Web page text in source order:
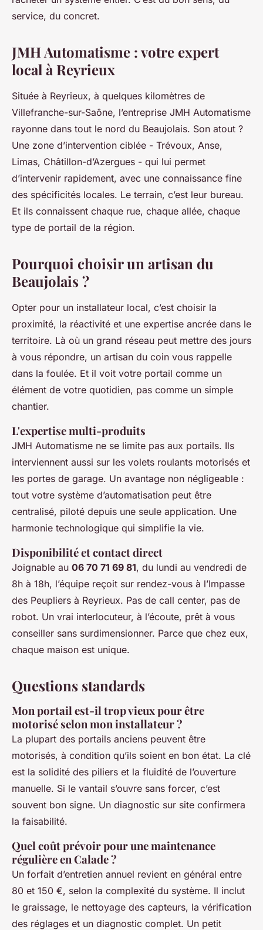
service, du concret.
JMH Automatisme : votre expert
local à Reyrieux
Située à Reyrieux, à quelques kilomètres de
Villefranche-sur-Saône, l’entreprise JMH Automatisme
rayonne dans tout le nord du Beaujolais. Son atout ?
Une zone d’intervention ciblée - Trévoux, Anse,
Limas, Châtillon-d’Azergues - qui lui permet
d’intervenir rapidement, avec une connaissance fine
des spécificités locales. Le terrain, c’est leur bureau.
Et ils connaissent chaque rue, chaque allée, chaque
type de portail de la région.
Pourquoi choisir un artisan du
Beaujolais ?
Opter pour un installateur local, c’est choisir la
proximité, la réactivité et une expertise ancrée dans le
territoire. Là où un grand réseau peut mettre des jours
à vous répondre, un artisan du coin vous rappelle
dans la foulée. Et il voit votre portail comme un
élément de votre quotidien, pas comme un simple
chantier.
L'expertise multi-produits
JMH Automatisme ne se limite pas aux portails. Ils
interviennent aussi sur les volets roulants motorisés et
les portes de garage. Un avantage non négligeable :
tout votre système d’automatisation peut être
centralisé, piloté depuis une seule application. Une
harmonie technologique qui simplifie la vie.
Disponibilité et contact direct
Joignable au 06 70 71 69 81, du lundi au vendredi de
8h à 18h, l’équipe reçoit sur rendez-vous à l’Impasse
des Peupliers à Reyrieux. Pas de call center, pas de
robot. Un vrai interlocuteur, à l’écoute, prêt à vous
conseiller sans surdimensionner. Parce que chez eux,
chaque maison est unique.
Questions standards
Mon portail est-il trop vieux pour être
motorisé selon mon installateur ?
La plupart des portails anciens peuvent être
motorisés, à condition qu’ils soient en bon état. La clé
est la solidité des piliers et la fluidité de l’ouverture
manuelle. Si le vantail s’ouvre sans forcer, c’est
souvent bon signe. Un diagnostic sur site confirmera
la faisabilité.
Quel coût prévoir pour une maintenance
régulière en Calade ?
Un forfait d’entretien annuel revient en général entre
80 et 150 €, selon la complexité du système. Il inclut
le graissage, le nettoyage des capteurs, la vérification
des réglages et un diagnostic complet. Un petit